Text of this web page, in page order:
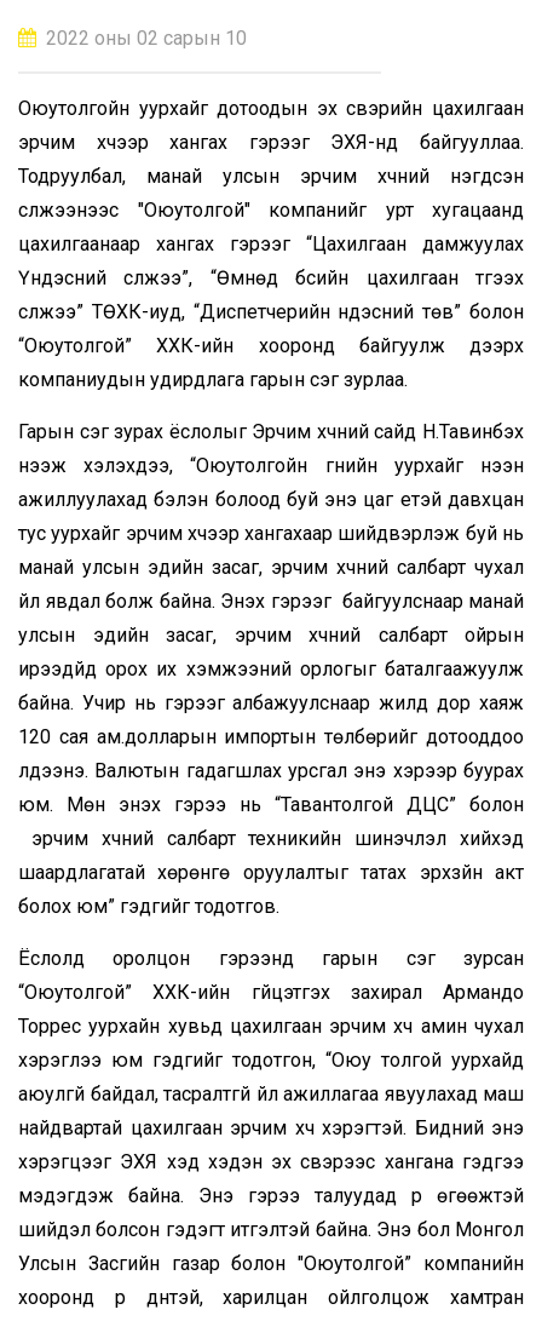
2022 оны 02 сарын 10
Оюутолгойн уурхайг дотоодын эх үүсвэрийн цахилгаан
эрчим хүчээр хангах гэрээг ЭХЯ-нд байгууллаа.
Тодруулбал, манай улсын эрчим хүчний нэгдсэн
сүлжээнээс "Оюутолгой" компанийг урт хугацаанд
цахилгаанаар хангах гэрээг “Цахилгаан дамжуулах
Үндэсний сүлжээ”, “Өмнөд бүсийн цахилгаан түгээх
сүлжээ” ТӨХК-иуд, “Диспетчерийн үндэсний төв” болон
“Оюутолгой” ХХК-ийн хооронд байгуулж дээрх
компаниудын удирдлага гарын үсэг зурлаа.
Гарын үсэг зурах ёслолыг Эрчим хүчний сайд Н.Тавинбэх
нээж хэлэхдээ, “Оюутолгойн гүнийн уурхайг нээн
ажиллуулахад бэлэн болоод буй энэ цаг үетэй давхцан
тус уурхайг эрчим хүчээр хангахаар шийдвэрлэж буй нь
манай улсын эдийн засаг, эрчим хүчний салбарт чухал
үйл явдал болж байна. Энэхүү гэрээг байгуулснаар манай
улсын эдийн засаг, эрчим хүчний салбарт ойрын
ирээдүйд орох их хэмжээний орлогыг баталгаажуулж
байна. Учир нь гэрээг албажуулснаар жилд дор хаяж
120 сая ам.долларын импортын төлбөрийг дотооддоо
үлдээнэ. Валютын гадагшлах урсгал энэ хэрээр буурах
юм. Мөн энэхүү гэрээ нь “Тавантолгой ДЦС” болон
эрчим хүчний салбарт техникийн шинэчлэл хийхэд
шаардлагатай хөрөнгө оруулалтыг татах эрхзүйн акт
болох юм” гэдгийг тодотгов.
Ёслолд оролцон гэрээнд гарын үсэг зурсан
“Оюутолгой” ХХК-ийн гүйцэтгэх захирал Армандо
Торрес уурхайн хувьд цахилгаан эрчим хүч амин чухал
хэрэглээ юм гэдгийг тодотгон, “Оюу толгой уурхайд
аюулгүй байдал, тасралтгүй үйл ажиллагаа явуулахад маш
найдвартай цахилгаан эрчим хүч хэрэгтэй. Бидний энэ
хэрэгцээг ЭХЯ хэд хэдэн эх үүсвэрээс хангана гэдгээ
мэдэгдэж байна. Энэ гэрээ талуудад үр өгөөжтэй
шийдэл болсон гэдэгт итгэлтэй байна. Энэ бол Монгол
Улсын Засгийн газар болон "Оюутолгой” компанийн
хооронд үр дүнтэй, харилцан ойлголцож хамтран